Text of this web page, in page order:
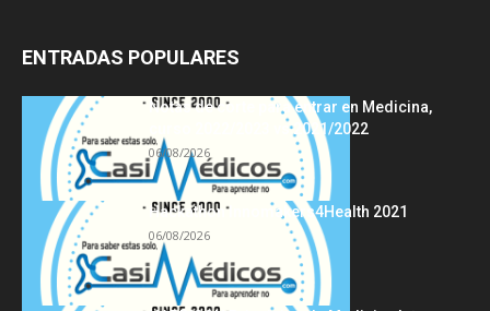
ENTRADAS POPULARES
Notas de corte para entrar en Medicina,
curso 2022/2023 vs 2021/2022
06/08/2026
Hackathon Innomakers4Health 2021
06/08/2026